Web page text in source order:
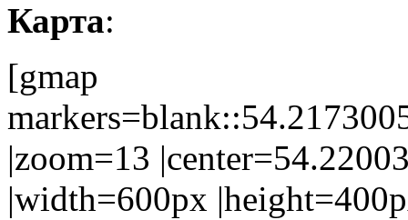
Карта:
[gmap
|zoom=13
|width=600px